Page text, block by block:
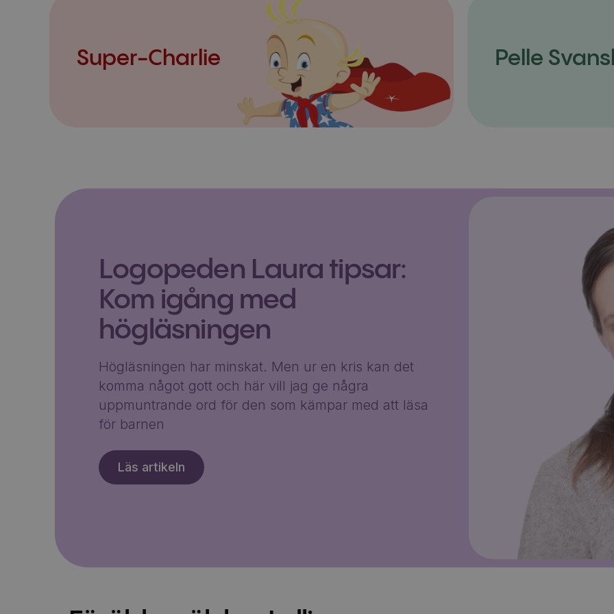
Super-Charlie Pelle
Logopeden Laura tipsar:
Kom igång med
högläsningen
Högläsningen har minskat. Men ur en kris kan det
komma något gott och här vill jag ge några
uppmuntrande ord för den som kämpar med att läsa
för barnen
Läs artikeln